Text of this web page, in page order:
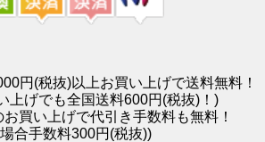
円(税抜)以上お買い上げで送料無料！
上げでも全国送料600円(税抜)！)
買い上げで代引き手数料も無料！
合手数料300円(税抜))